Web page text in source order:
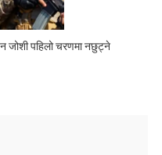
जोशी पहिलो चरणमा नछुट्ने